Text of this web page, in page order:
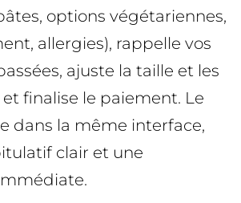
options végétariennes,
allergies), rappelle vos
ajuste la taille et les
finalise le paiement. Le
dans la même interface,
clair et une